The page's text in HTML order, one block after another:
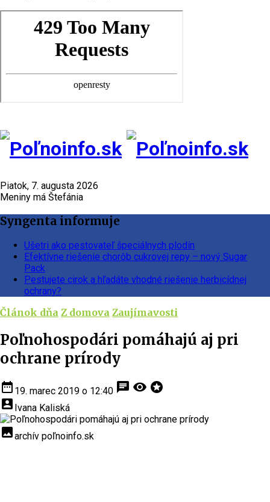
Piatok, 7. augusta 2026
Meniny má Štefánia
Syngenta informuje
Ušetri ako pestovateľ špeciálnych plodín
Efektívne riešenie chorôb cukrovej repy – nový Sugar
Pack
Pestujete cirok a hľadáte vhodné riešenie herbicídnej
ochrany?
Článok dňa Z domova Zaujímavosti
Poľnohospodári pomáhajú aj pri
ochrane prírody
date_range 19. marec 2019 o 12:40 chat visibility stars
account_box Ivana Kaliská
insert_photoarchív poľnoinfo.sk